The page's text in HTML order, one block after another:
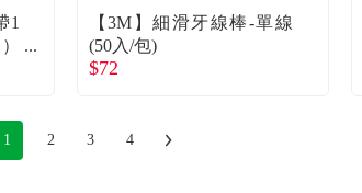
1
【3M】細滑牙線棒-單線
(50入/包)
$72
1 2 3 4